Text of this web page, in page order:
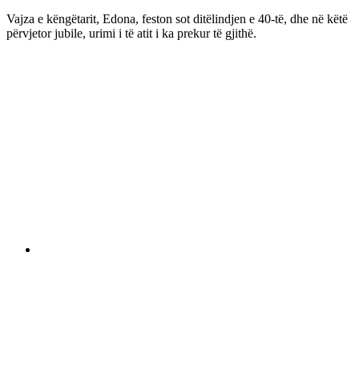
Vajza e këngëtarit, Edona, feston sot ditëlindjen e 40-të, dhe në këtë
përvjetor jubile, urimi i të atit i ka prekur të gjithë.